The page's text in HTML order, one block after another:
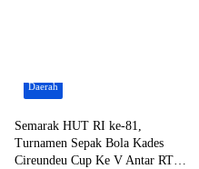
Daerah
Semarak HUT RI ke-81,
Turnamen Sepak Bola Kades
Cireundeu Cup Ke V Antar RT